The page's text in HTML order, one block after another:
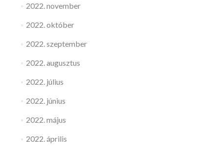
2022. november
2022. október
2022. szeptember
2022. augusztus
2022. július
2022. június
2022. május
2022. április